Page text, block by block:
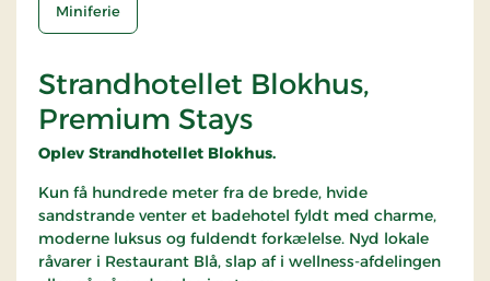
Miniferie
Strandhotellet Blokhus,
Premium Stays
Oplev Strandhotellet Blokhus.
Kun få hundrede meter fra de brede, hvide
sandstrande venter et badehotel fyldt med charme,
moderne luksus og fuldendt forkælelse. Nyd lokale
råvarer i Restaurant Blå, slap af i wellness-afdelingen